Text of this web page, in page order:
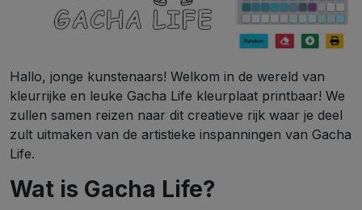
Hallo, jonge kunstenaars! Welkom in de wereld van
kleurrijke en leuke Gacha Life kleurplaat printbaar! We
zullen samen reizen naar dit creatieve rijk waar je deel
zult uitmaken van de artistieke inspanningen van Gacha
Life.
Wat is Gacha Life?